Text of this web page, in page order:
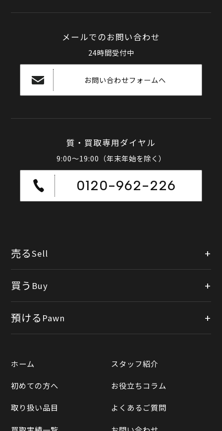
メールでのお問い合わせ
24時間受付中
お問い合わせフォームへ
質・買取専用ダイヤル
9:00～19:00（年末年始を除く）
0120-962-226
売るSell
店頭買取
宅配買取
LINE査定
買取実績一覧
買取相場表
買う Buy
公式オンラインショップ
Yahooショッピング
Yahoo!オークション
メルカリ
預ける Pawn
ホーム
初めての方へ
取り扱い品目
スタッフ紹介
お役立ちコラム
よくあるご質問